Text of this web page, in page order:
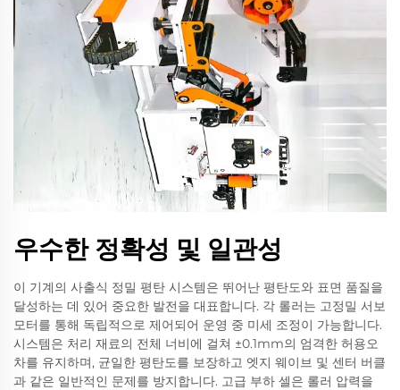
우수한 정확성 및 일관성
이 기계의 사출식 정밀 평탄 시스템은 뛰어난 평탄도와 표면 품질을
달성하는 데 있어 중요한 발전을 대표합니다. 각 롤러는 고정밀 서보
모터를 통해 독립적으로 제어되어 운영 중 미세 조정이 가능합니다.
시스템은 처리 재료의 전체 너비에 걸쳐 ±0.1mm의 엄격한 허용오
차를 유지하며, 균일한 평탄도를 보장하고 엣지 웨이브 및 센터 버클
과 같은 일반적인 문제를 방지합니다. 고급 부하 셀은 롤러 압력을